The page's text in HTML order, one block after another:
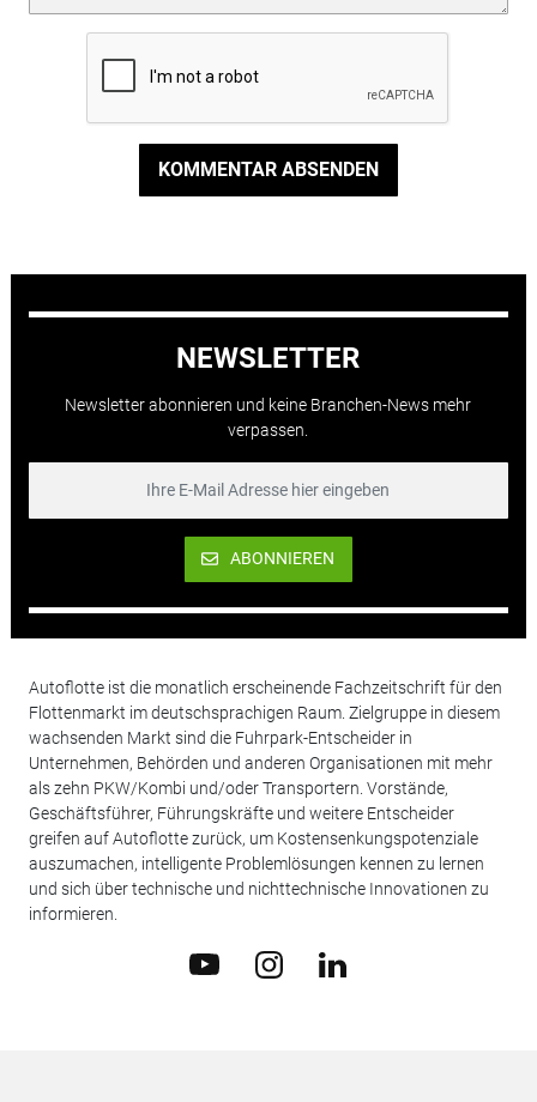
KOMMENTAR ABSENDEN
NEWSLETTER
Newsletter abonnieren und keine Branchen-News mehr
verpassen.
ABONNIEREN
Autoflotte ist die monatlich erscheinende Fachzeitschrift für den
Flottenmarkt im deutschsprachigen Raum. Zielgruppe in diesem
wachsenden Markt sind die Fuhrpark-Entscheider in
Unternehmen, Behörden und anderen Organisationen mit mehr
als zehn PKW/Kombi und/oder Transportern. Vorstände,
Geschäftsführer, Führungskräfte und weitere Entscheider
greifen auf Autoflotte zurück, um Kostensenkungspotenziale
auszumachen, intelligente Problemlösungen kennen zu lernen
und sich über technische und nichttechnische Innovationen zu
informieren.